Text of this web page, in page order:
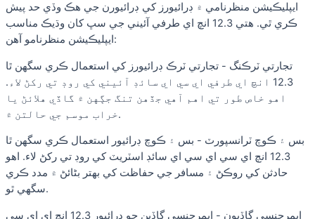
ايپليڪيشن منظرنامي ۾ ڊرائيورز کي ڊرائيورن جي هڪ وڏي حد پيش
ڪري ٿي. هتي 12.3 انچ اي طرفي آئيني جي سڀ کان وڌيڪ مناسب
ايپليڪيشن منظرنامو آهن:
تجارتي ٽرڪنگ - تجارتي ٽرڪ ڊرائيورز کي استعمال ڪري سگھن ٿا
12.3 انچ اي طرفي اي سي اي سائڊ آئيني کي روڊ تي رکڻ لاء.
اهو خاص طور تي اهم آهي جڏهن تنگ جڳهن ۾ گاڏي هلائڻ يا
خراب موسم جي حالتن ۾.
بس ۽ ڪوچ ٽرانسپورٽ - بس ۽ ڪوچ ڊرائيور استعمال ڪري سگھن ٿا
12.3 انچ اي سي اي سي اي سائڊ اسٽريٽ کي روڊ تي رکڻ لاء. اهو
حادثن کي روڪڻ ۽ مسافر جي حفاظت کي بهتر بڻائڻ ۾ مدد ڪري
سگهي ٿو.
ايمرجنسي گاڏيون - ايمرجنسي گاڏين جو ڊرائيور 12.3 انچ اي اي سي